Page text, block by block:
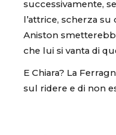
successivamente,
l’attrice, scherza
Aniston
che lui si vanta di
E Chiara? La
sul ridere e di non